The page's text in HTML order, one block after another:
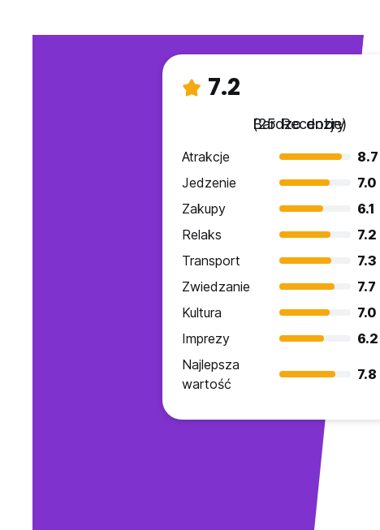
7.2
Bardzo dobry
(25 Recenzje)
Atrakcje
8.7
Jedzenie
7.0
Zakupy
6.1
Relaks
7.2
Transport
7.3
Zwiedzanie
7.7
Kultura
7.0
Imprezy
6.2
Najlepsza
wartość
7.8